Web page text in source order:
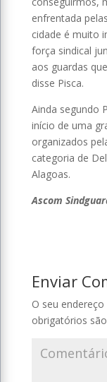
enfrentada
cidade é muito
força sindical
aos guardas
disse Pisca.
Ainda segundo
início de uma
organizados
categoria de
Alagoas.
Ascom
Enviar
O seu
obrigatórios